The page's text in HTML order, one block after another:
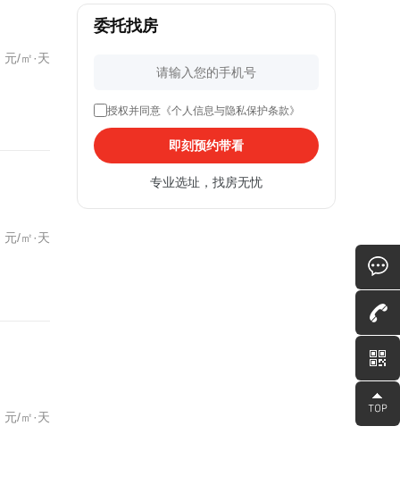
元/㎡·天
元/㎡·天
元/㎡·天
委托找房
授权并同意《个人信息与隐私保护条款》
即刻预约带看
专业选址，找房无忧